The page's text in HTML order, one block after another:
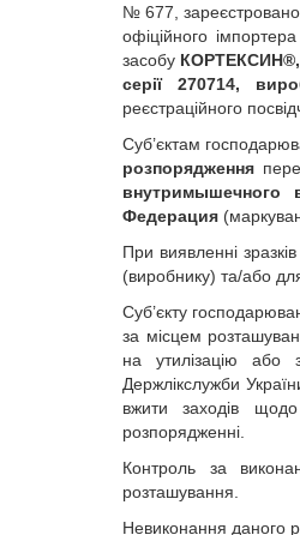
№ 677,
офіційного
засобу КОРТЕКСИН®,
серії 270714,
реєстраційного
Суб’єктам
розпорядження
внутримышечного
Федерация
При виявленні
(виробнику) та/або
Суб’єкту
за місцем
на утилізацію або
Держлікслужби
вжити заходів
розпорядженні.
Контроль за
розташування.
Невиконання даного